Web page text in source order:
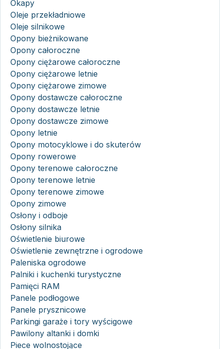
Okapy
Oleje przekładniowe
Oleje silnikowe
Opony bieżnikowane
Opony całoroczne
Opony ciężarowe całoroczne
Opony ciężarowe letnie
Opony ciężarowe zimowe
Opony dostawcze całoroczne
Opony dostawcze letnie
Opony dostawcze zimowe
Opony letnie
Opony motocyklowe i do skuterów
Opony rowerowe
Opony terenowe całoroczne
Opony terenowe letnie
Opony terenowe zimowe
Opony zimowe
Osłony i odboje
Osłony silnika
Oświetlenie biurowe
Oświetlenie zewnętrzne i ogrodowe
Paleniska ogrodowe
Palniki i kuchenki turystyczne
Pamięci RAM
Panele podłogowe
Panele prysznicowe
Parkingi garaże i tory wyścigowe
Pawilony altanki i domki
Piece wolnostojące